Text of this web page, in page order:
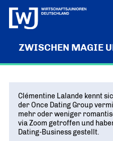
LERN
Die junge Wirtschaft
MISSION UND ZIELE
Ausbildungs-Ass
ZWISCHEN MAGIE
Clémentine Lalande kennt
der Once Dating Group
mehr oder weniger
via Zoom getroffen und
Dating-Business gestellt.